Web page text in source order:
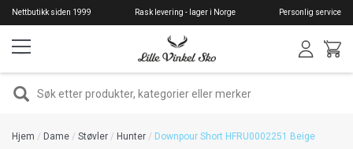
Hopp
til
hovedinnhold
Nettbutikk siden 1999 Rask levering - lager i Norge Personlig service
SØK
Hjem Dame Støvler Hunter Downpour Short HFRU0002251 Beige